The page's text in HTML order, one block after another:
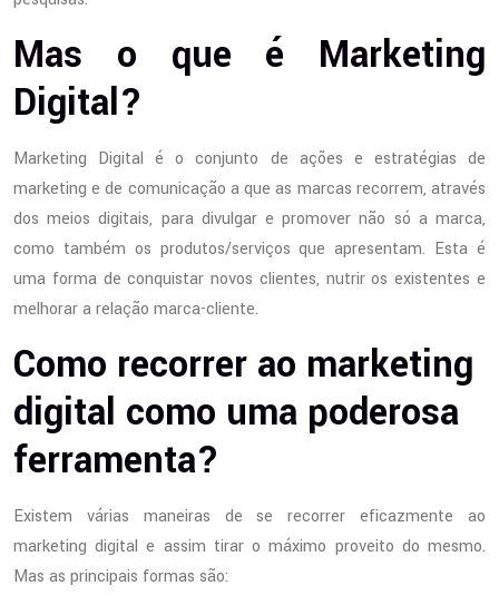
Mas o que é Marketing
Digital?
Marketing Digital é o conjunto de ações e estratégias de
marketing e de comunicação a que as marcas recorrem, através
dos meios digitais, para divulgar e promover não só a marca,
como também os produtos/serviços que apresentam. Esta é
uma forma de conquistar novos clientes, nutrir os existentes e
melhorar a relação marca-cliente.
Como recorrer ao marketing
digital como uma poderosa
ferramenta?
Existem várias maneiras de se recorrer eficazmente ao
marketing digital e assim tirar o máximo proveito do mesmo.
Mas as principais formas são: